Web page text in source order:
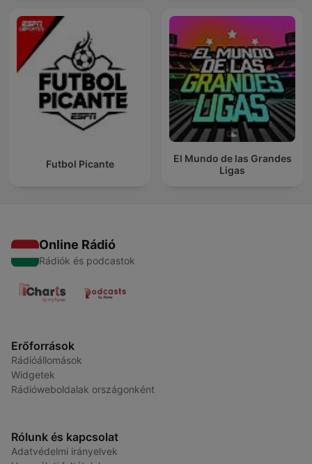
Futbol Picante
El Mundo de las Grandes
Ligas
Online Rádió
Rádiók és podcastok
Erőforrások
Rádióállomások
Widgetek
Rádióweboldalak országonként
Rólunk és kapcsolat
Adatvédelmi irányelvek